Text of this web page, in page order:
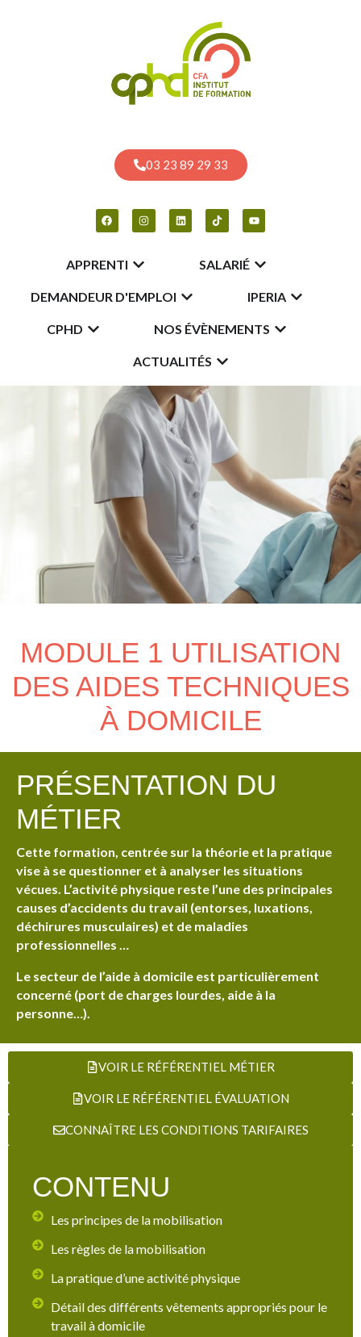
03 23 89 29 33
APPRENTI SALARIÉ
DEMANDEUR D'EMPLOI IPERIA
CPHD NOS ÉVÈNEMENTS
ACTUALITÉS
MODULE 1 UTILISATION
DES AIDES TECHNIQUES
À DOMICILE
PRÉSENTATION DU
MÉTIER
Cette formation, centrée sur la théorie et la pratique
vise à se questionner et à analyser les situations
vécues. L’activité physique reste l’une des principales
causes d’accidents du travail (entorses, luxations,
déchirures musculaires) et de maladies
professionnelles …
Le secteur de l’aide à domicile est particulièrement
concerné (port de charges lourdes, aide à la
personne…).
VOIR LE RÉFÉRENTIEL MÉTIER
VOIR LE RÉFÉRENTIEL ÉVALUATION
CONNAÎTRE LES CONDITIONS TARIFAIRES
CONTENU
Les principes de la mobilisation
Les règles de la mobilisation
La pratique d’une activité physique
Détail des différents vêtements appropriés pour le
travail à domicile